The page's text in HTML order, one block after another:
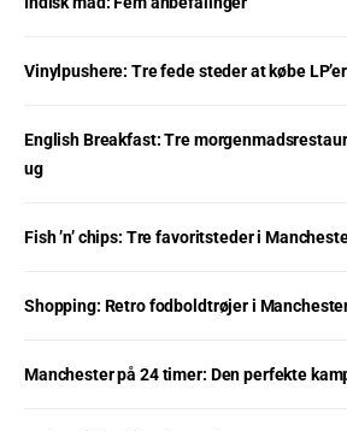
Vinylpushere: Tre fede steder at købe LP’er
English Breakfast: Tre
ug
Fish ’n’ chips: Tre favoritsteder i
Shopping: Retro fodboldtrøjer i
Manchester på 24 timer: Den perfekte